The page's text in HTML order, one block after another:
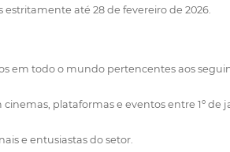
até 28 de fevereiro de 2026.
todo o mundo pertencentes aos
plataformas e eventos entre 1º de
e entusiastas do setor.